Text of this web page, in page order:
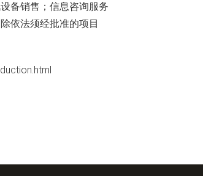
备销售；信息咨询服务
依法须经批准的项目